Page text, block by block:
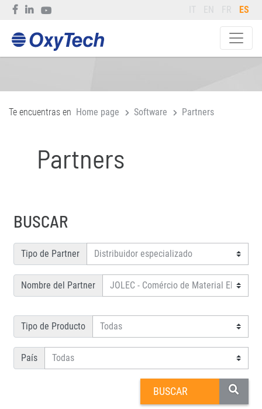
IT EN FR ES
Te encuentras en Home page Software Partners
Partners
BUSCAR
Tipo de Partner
Nombre del Partner
Tipo de Producto
País